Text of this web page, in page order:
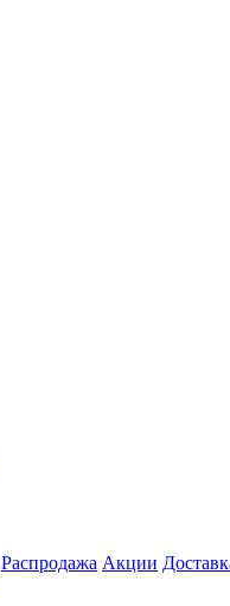
Распродажа Акции